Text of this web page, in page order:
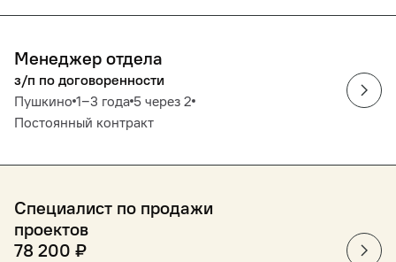
Менеджер отдела
з/п по договоренности
Пушкино 1‒3 года 5 через 2
Постоянный контракт
Специалист по продажи
проектов
78 200 ₽